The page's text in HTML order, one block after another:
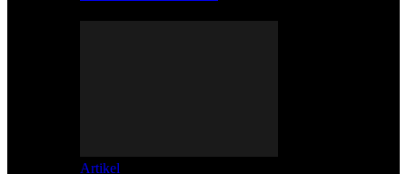
Artikel